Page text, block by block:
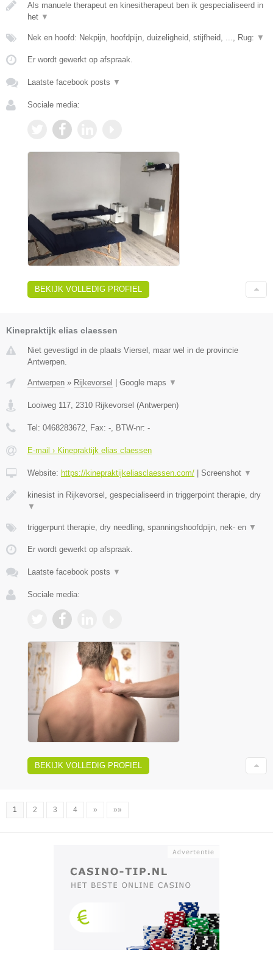
Als manuele therapeut en kinesitherapeut ben ik gespecialiseerd in
het ▼
Nek en hoofd: Nekpijn, hoofdpijn, duizeligheid, stijfheid, ..., Rug: ▼
Er wordt gewerkt op afspraak.
Laatste facebook posts ▼
Sociale media:
BEKIJK VOLLEDIG PROFIEL
Kinepraktijk elias claessen
Niet gevestigd in de plaats Viersel, maar wel in de provincie
Antwerpen.
Antwerpen » Rijkevorsel Google maps ▼
Looiweg 117 2310 Rijkevorsel (Antwerpen)
Tel: 0468283672 , Fax: - , BTW-nr: -
E-mail › Kinepraktijk elias claessen
Website: https://kinepraktijkeliasclaessen.com/ Screenshot ▼
kinesist in Rijkevorsel, gespecialiseerd in triggerpoint therapie, dry
▼
triggerpunt therapie, dry needling, spanningshoofdpijn, nek- en ▼
Er wordt gewerkt op afspraak.
Laatste facebook posts ▼
Sociale media:
BEKIJK VOLLEDIG PROFIEL
1 2 3 4 » »»